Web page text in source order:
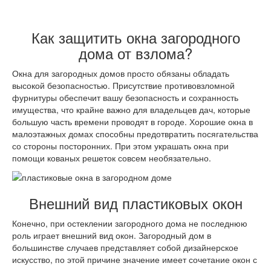
Как защитить окна загородного
дома от взлома?
Окна для загородных домов просто обязаны обладать
высокой безопасностью. Присутствие противовзломной
фурнитуры обеспечит вашу безопасность и сохранность
имущества, что крайне важно для владельцев дач, которые
большую часть времени проводят в городе. Хорошие окна в
малоэтажных домах способны предотвратить посягательства
со стороны посторонних. При этом украшать окна при
помощи кованых решеток совсем необязательно.
Внешний вид пластиковых окон
Конечно, при остеклении загородного дома не последнюю
роль играет внешний вид окон. Загородный дом в
большинстве случаев представляет собой дизайнерское
искусство, по этой причине значение имеет сочетание окон с